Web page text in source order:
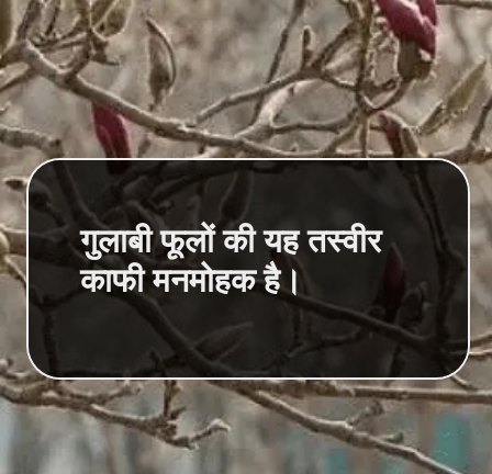
गुलाबी फूलों की यह तस्वीर
काफी मनमोहक है।